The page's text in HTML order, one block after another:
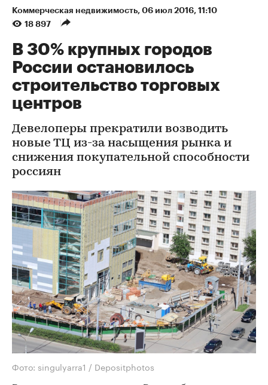
Коммерческая недвижимость⁠, 06 июл 2016, 11:10
18 897
В 30% крупных городов
России остановилось
строительство торговых
центров
Девелоперы прекратили возводить
новые ТЦ из-за насыщения рынка и
снижения покупательной способности
россиян
Фото: singulyarra1 / Depositphotos